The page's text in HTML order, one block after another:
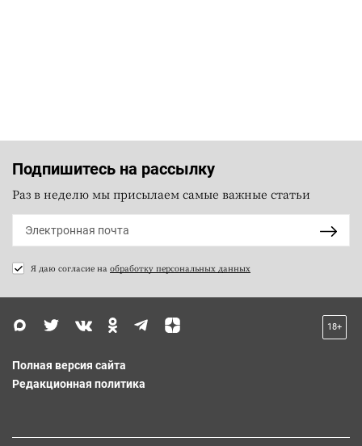
Подпишитесь на рассылку
Раз в неделю мы присылаем самые важные статьи
Я даю согласие на обработку персональных данных
18+
Полная версия сайта
Редакционная политика